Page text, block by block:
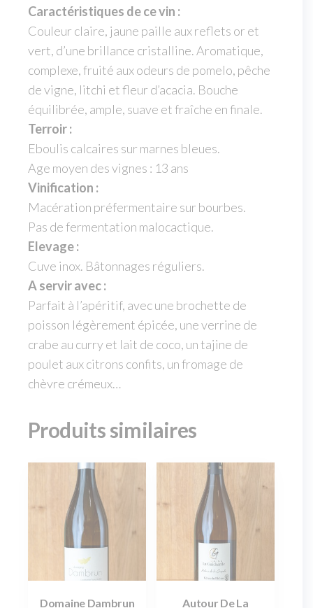
Caractéristiques de ce vin :
Couleur claire, jaune paille aux reflets or et
vert, d’une brillance cristalline. Aromatique,
complexe, fruité aux odeurs de pomelo, pêche
de vigne, litchi et fleur d’acacia. Bouche
équilibrée, ample, suave et fraîche en finale.
Terroir :
Eboulis calcaires sur marnes bleues.
Age moyen des vignes : 13 ans
Vinification :
Macération préfermentaire sur bourbes.
Pas de fermentation malocactique.
Elevage :
Cuve inox. Bâtonnages réguliers.
A servir avec :
Parfait à l’apéritif, avec une brochette de
poisson légèrement épicée, une verrine de
crabe au curry et lait de coco, un tajine de
poulet aux citrons confits, un fromage de
chèvre crémeux…
Produits similaires
Domaine Dambrun Autour De La